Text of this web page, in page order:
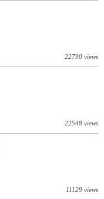
22790 views
22548 views
11129 views